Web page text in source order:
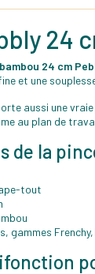
24
24 cm
et une
aussi une
au plan de
de la
tout
gammes